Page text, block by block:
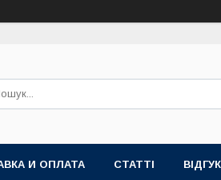
И ОПЛАТА СТАТТІ